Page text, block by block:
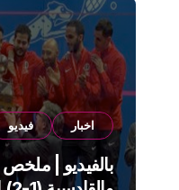
اخبار فيديو
بالفيديو | ملخص